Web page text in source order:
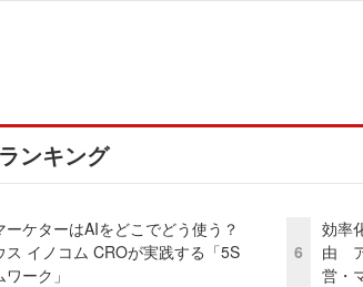
ンキング
ーケターはAIをどこでどう使う？
ス イノコム CROが実践する「5S
ーク」
6
効率
由
営・